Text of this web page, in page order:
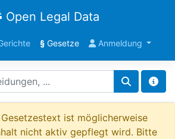
Open Legal Data
§Gesetze Anmeldung
ist möglicherweise
nicht aktiv gepflegt wird. Bitte